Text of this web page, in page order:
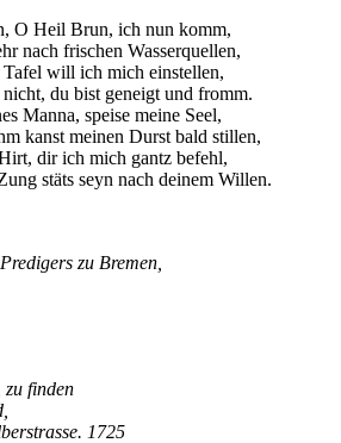
O Heil Brun, ich nun komm,
nach frischen Wasserquellen,
will ich mich einstellen,
nicht, du bist geneigt und fromm.
Manna, speise meine Seel,
kanst meinen Durst bald stillen,
dir ich mich gantz befehl,
stäts seyn nach deinem Willen.
zu Bremen,
zu finden
1725